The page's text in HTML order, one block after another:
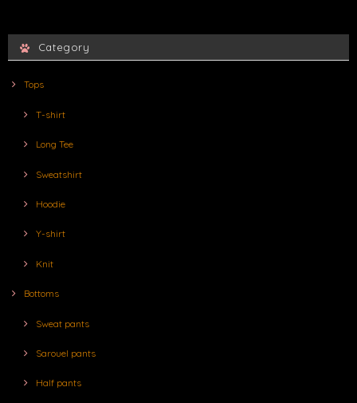
Category
Tops
T-shirt
Long Tee
Sweatshirt
Hoodie
Y-shirt
Knit
Bottoms
Sweat pants
Sarouel pants
Half pants